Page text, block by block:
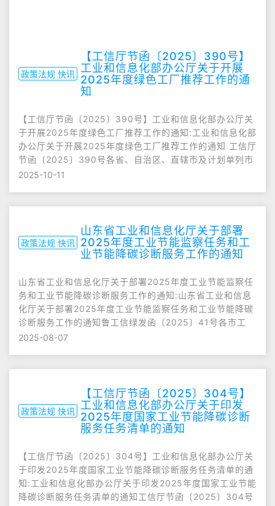
政策法规 快讯
【工信厅节函〔2025〕390号】
工业和信息化部办公厅关于开展
2025年度绿色工厂推荐工作的通
知
【工信厅节函〔2025〕390号】工业和信息化部办公厅关
于开展2025年度绿色工厂推荐工作的通知:工业和信息化部
办公厅关于开展2025年度绿色工厂推荐工作的通知 工信厅
节函〔2025〕390号各省、自治区、直辖市及计划单列市
2025-10-11
政策法规 快讯
山东省工业和信息化厅关于部署
2025年度工业节能监察任务和工
业节能降碳诊断服务工作的通知
山东省工业和信息化厅关于部署2025年度工业节能监察任
务和工业节能降碳诊断服务工作的通知:山东省工业和信息
化厅关于部署2025年度工业节能监察任务和工业节能降碳
诊断服务工作的通知鲁工信绿发函〔2025〕41号各市工
2025-08-07
政策法规 快讯
【工信厅节函〔2025〕304号】
工业和信息化部办公厅关于印发
2025年度国家工业节能降碳诊断
服务任务清单的通知
【工信厅节函〔2025〕304号】工业和信息化部办公厅关
于印发2025年度国家工业节能降碳诊断服务任务清单的通
知:工业和信息化部办公厅关于印发2025年度国家工业节能
降碳诊断服务任务清单的通知工信厅节函〔2025〕304号